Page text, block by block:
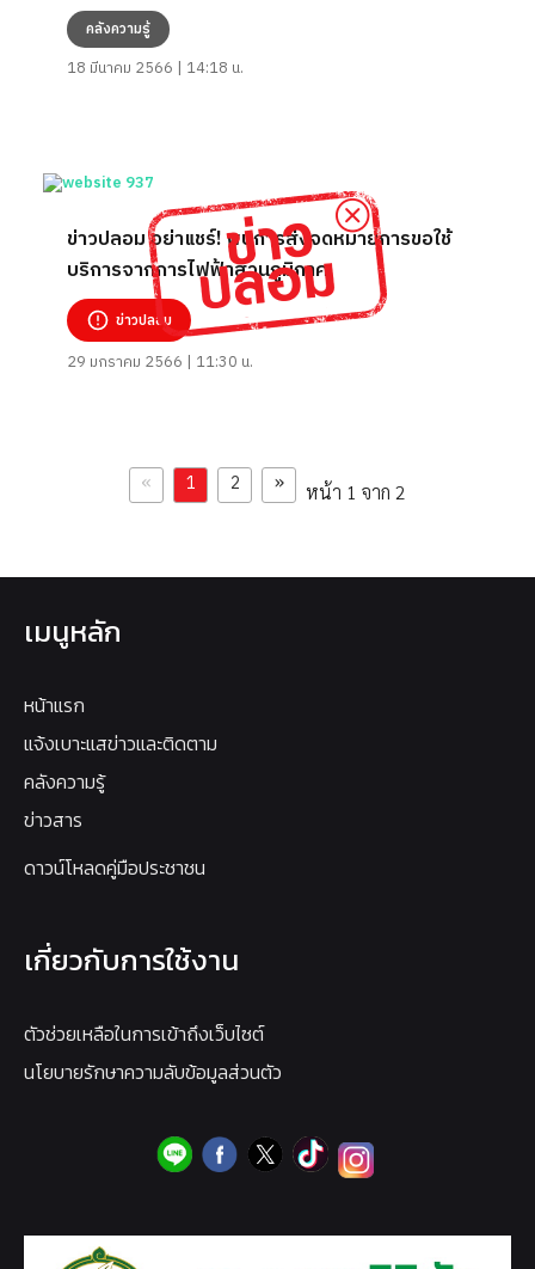
คลังความรู้
18 มีนาคม 2566 | 14:18 น.
ข่าวปลอม อย่าแชร์! พบการส่งจดหมายการขอใช้
บริการจากการไฟฟ้าส่วนภูมิภาค
ข่าวปลอม
29 มกราคม 2566 | 11:30 น.
« 1 2 » หน้า 1 จาก 2
เมนูหลัก
หน้าแรก
แจ้งเบาะแสข่าวและติดตาม
คลังความรู้
ข่าวสาร
ดาวน์โหลดคู่มือประชาชน
เกี่ยวกับการใช้งาน
ตัวช่วยเหลือในการเข้าถึงเว็บไซต์
นโยบายรักษาความลับข้อมูลส่วนตัว